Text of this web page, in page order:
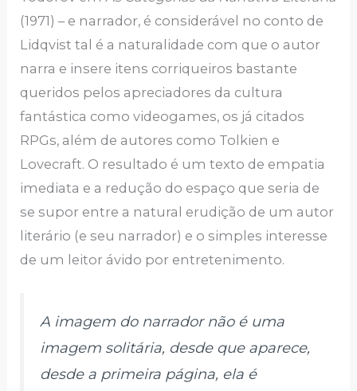
(1971) – e narrador, é considerável no conto de
Lidqvist tal é a naturalidade com que o autor
narra e insere itens corriqueiros bastante
queridos pelos apreciadores da cultura
fantástica como videogames, os já citados
RPGs, além de autores como Tolkien e
Lovecraft. O resultado é um texto de empatia
imediata e a redução do espaço que seria de
se supor entre a natural erudição de um autor
literário (e seu narrador) e o simples interesse
de um leitor ávido por entretenimento.
A imagem do narrador não é uma
imagem solitária, desde que aparece,
desde a primeira página, ela é